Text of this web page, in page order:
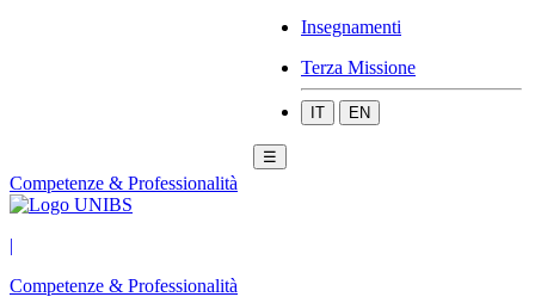
Insegnamenti
Terza Missione
IT EN
☰
Competenze & Professionalità
|
Competenze & Professionalità